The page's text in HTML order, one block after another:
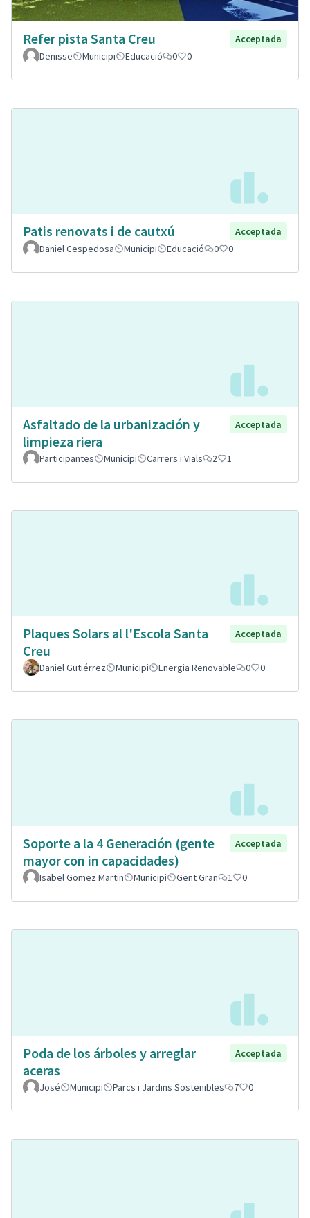
Refer pista Santa Creu
Acceptada
Denisse
Municipi Educació 0 0
Patis renovats i de cautxú
Acceptada
Daniel Cespedosa
Municipi Educació 0 0
Asfaltado de la urbanización y
limpieza riera
Acceptada
Participantes Municipi Carrers i Vials 2 1
Plaques Solars al l'Escola Santa
Creu
Acceptada
Daniel Gutiérrez Municipi Energia Renovable 0 0
Soporte a la 4 Generación (gente
mayor con in capacidades)
Acceptada
Isabel Gomez Martin Municipi Gent Gran 1 0
Poda de los árboles y arreglar
aceras
Acceptada
José Municipi Parcs i Jardins Sostenibles 7 0